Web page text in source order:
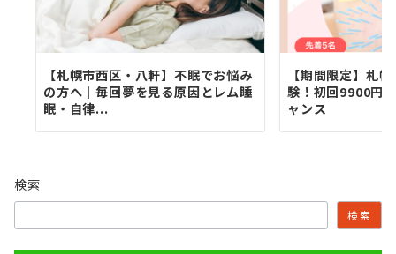
【札幌市西区・八軒】不眠でお悩み
の方へ｜毎回夢を見る原因とレム睡
眠・自律...
【期間限定】札
験！初回9900円
ャンス
検索
検索